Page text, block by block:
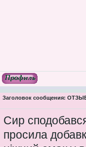
Заголовок сообщения:
Сир
просила